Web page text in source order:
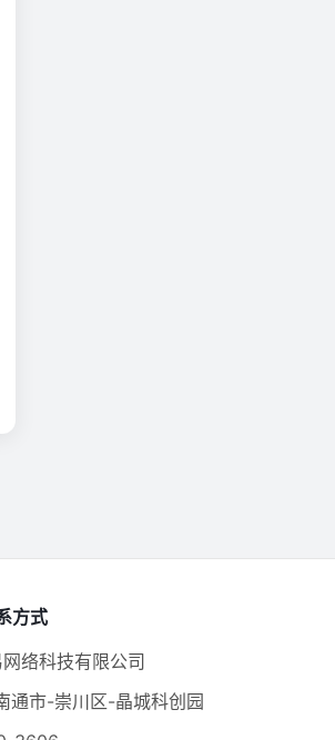
方式
络科技有限公司
通市-崇川区-晶城科创园